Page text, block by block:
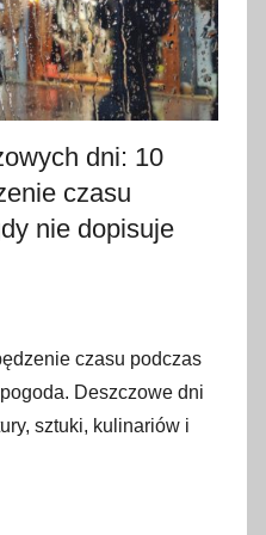
dni: 10
czasu
nie dopisuje
czasu podczas
Deszczowe dni
sztuki, kulinariów i